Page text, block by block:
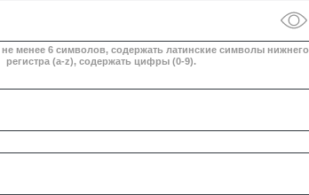
менее 6 символов, содержать латинские символы нижнего
регистра (a-z), содержать цифры (0-9).